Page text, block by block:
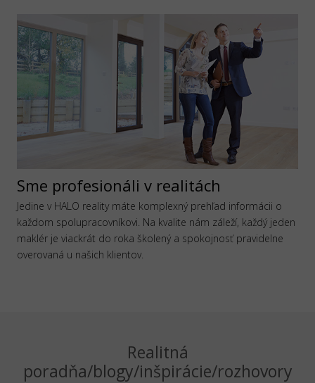
Sme profesionáli v realitách
Jedine v HALO reality máte komplexný prehľad informácii o
každom spolupracovníkovi. Na kvalite nám záleží, každý jeden
maklér je viackrát do roka školený a spokojnosť pravidelne
overovaná u našich klientov.
Realitná
poradňa/blogy/inšpirácie/rozhovory